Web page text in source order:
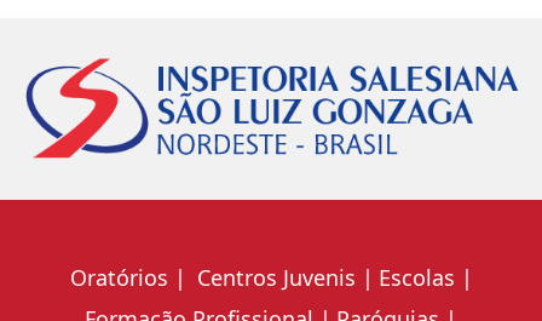
Oratórios Centros Juvenis
Escolas